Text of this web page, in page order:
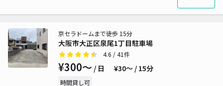
大阪市大正区泉尾1丁目駐車場
京セラドームまで徒歩 15分
4.6 / 41件
¥300〜 / 日 ¥30〜 / 15分
時間貸し可